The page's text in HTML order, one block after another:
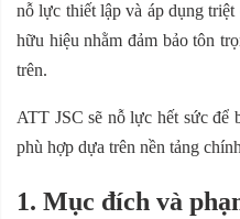
nỗ lực thiết lập và áp dụng
hữu hiệu nhằm đảm bảo tôn
trên.
ATT JSC sẽ nỗ lực hết sức để
phù hợp dựa trên nền tảng
1. Mục đích và